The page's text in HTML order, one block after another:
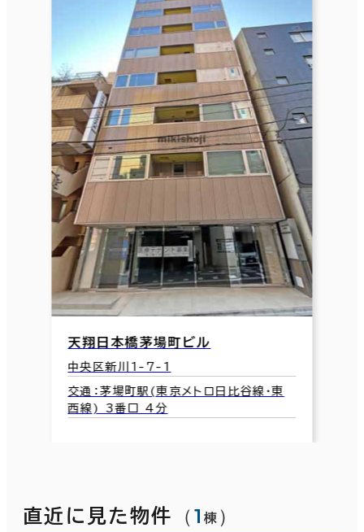
天翔日本橋茅場町ビル
中央区新川1-7-1
交通：茅場町駅(東京メトロ日比谷線･東
西線) 3番口 4分
直近に見た物件 （1 棟 ）